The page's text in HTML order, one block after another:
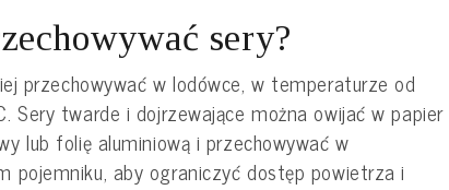
sery?
przechowywać w lodówce, w temperaturze od
Sery twarde i dojrzewające można owijać w papier
lub folię aluminiową i przechowywać w
pojemniku, aby ograniczyć dostęp powietrza i